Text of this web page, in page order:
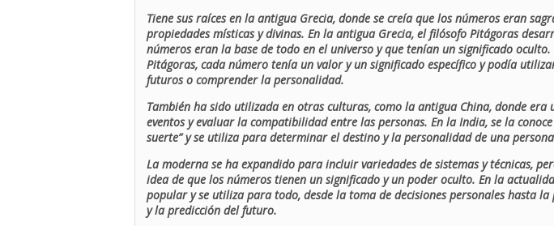
Tiene sus raíces en la antigua Grecia, donde se creía que los números eran
propiedades místicas y divinas. En la antigua Grecia, el filósofo Pitágoras
números eran la base de todo en el universo y que tenían un significado
Pitágoras, cada número tenía un valor y un significado específico y podía
futuros o comprender la personalidad.
También ha sido utilizada en otras culturas, como la antigua China, donde
eventos y evaluar la compatibilidad entre las personas. En la India, se la
suerte” y se utiliza para determinar el destino y la personalidad de una
La moderna se ha expandido para incluir variedades de sistemas y técnicas,
idea de que los números tienen un significado y un poder oculto. En la
popular y se utiliza para todo, desde la toma de decisiones personales hasta
y la predicción del futuro.